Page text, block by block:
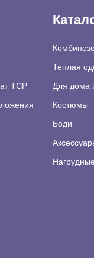
TCP
Теплая
Для дома
Костюмы
Боди